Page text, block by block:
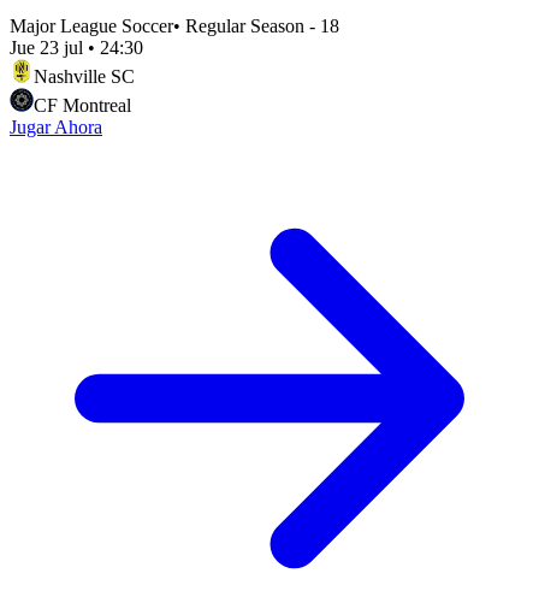
Major League Soccer• Regular Season - 18
Jue 23 jul • 24:30
Nashville SC
CF Montreal
Jugar Ahora